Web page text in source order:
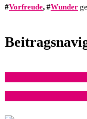
#Vorfreude, #Wunder